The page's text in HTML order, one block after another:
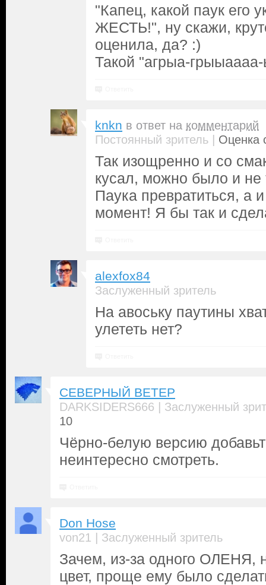
"Капец, какой паук его
ЖЕСТЬ!", ну скажи,
оценила, да? :)
Такой "агрыа-
knkn в ответ на комментарий
Постоянный зритель | Оценка
Так изощренно и со
кусал, можно было и не
Паука превратиться, а
момент! Я бы так и
alexfox84
Заслуженный зритель
На авоську паутины
улететь нет?
СЕВЕРНЫЙ ВЕТЕР
DARKSIDERS666 | Заслуженный
10
Чёрно-белую версию
неинтересно смотреть.
Don Hose
von21 | Заслуженный зритель
Зачем, из-за одного ОЛЕНЯ,
цвет, проще ему было